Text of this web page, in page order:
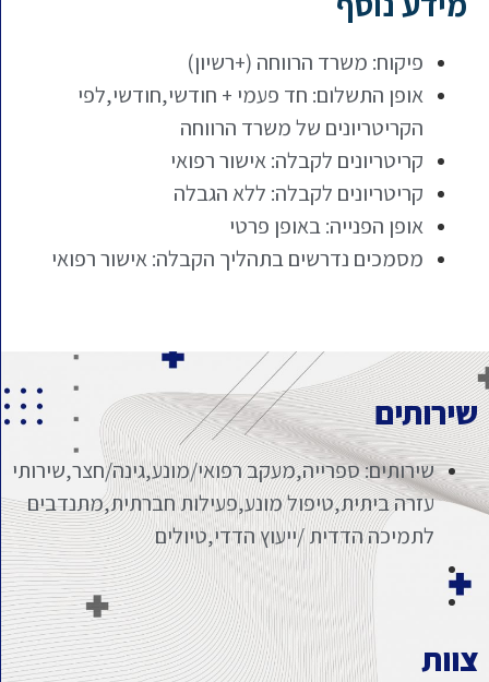
פיקוח: משרד הרווחה (+רשיון)
אופן התשלום: חד פעמי + חודשי,חודשי,לפי
הקריטריונים של משרד הרווחה
קריטריונים לקבלה: אישור רפואי
קריטריונים לקבלה: ללא הגבלה
אופן הפנייה: באופן פרטי
מסמכים נדרשים בתהליך הקבלה: אישור רפואי
שירותים
שירותים: ספרייה,מעקב רפואי/מונע,גינה/חצר,שירותי
עזרה ביתית,טיפול מונע,פעילות חברתית,מתנדבים
לתמיכה הדדית /ייעוץ הדדי,טיולים
צוות